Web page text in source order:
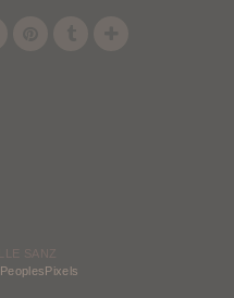
SANZ